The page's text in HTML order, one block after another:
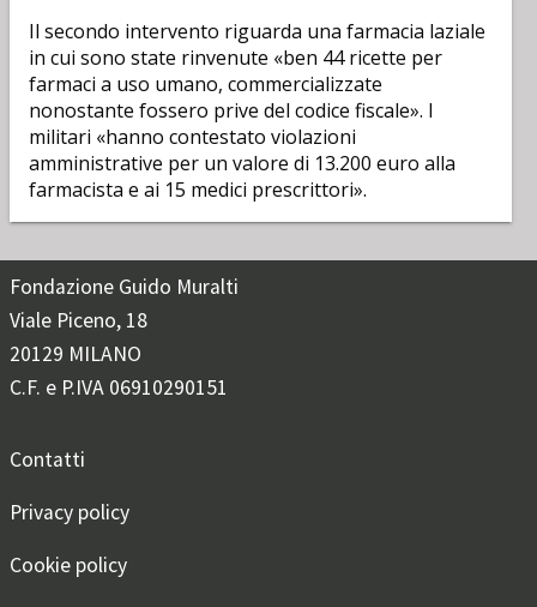
Il secondo intervento riguarda una farmacia laziale
in cui sono state rinvenute «ben 44 ricette per
farmaci a uso umano, commercializzate
nonostante fossero prive del codice fiscale». I
militari «hanno contestato violazioni
amministrative per un valore di 13.200 euro alla
farmacista e ai 15 medici prescrittori».
Fondazione Guido Muralti
Viale Piceno, 18
20129 MILANO
C.F. e P.IVA 06910290151
Contatti
Privacy policy
Cookie policy